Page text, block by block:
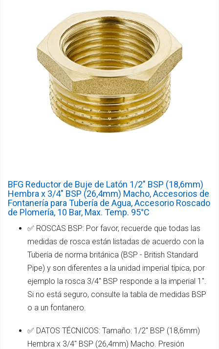
BFG Reductor de Buje de Latón 1/2" BSP (18,6mm)
Hembra x 3/4" BSP (26,4mm) Macho, Accesorios de
Fontanería para Tubería de Agua, Accesorio Roscado
de Plomería, 10 Bar, Max. Temp. 95°C
✅ ROSCAS BSP: Por favor, recuerde que todas las
medidas de rosca están listadas de acuerdo con la
Tubería de norma británica (BSP - British Standard
Pipe) y son diferentes a la unidad imperial típica, por
ejemplo la rosca 3/4" BSP responde a la imperial 1".
Si no está seguro, consulte la tabla de medidas BSP
o a un fontanero.
✅ DATOS TÉCNICOS: Tamaño: 1/2" BSP (18,6mm)
Hembra x 3/4" BSP (26,4mm) Macho. Presión